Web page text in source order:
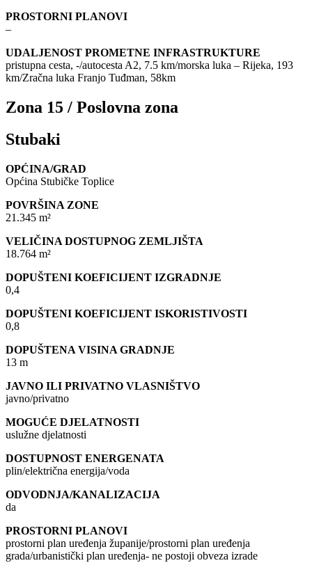
PROSTORNI PLANOVI
–
UDALJENOST PROMETNE INFRASTRUKTURE
pristupna cesta, -/autocesta A2, 7.5 km/morska luka – Rijeka, 193
km/Zračna luka Franjo Tuđman, 58km
Zona 15 / Poslovna zona
Stubaki
OPĆINA/GRAD
Općina Stubičke Toplice
POVRŠINA ZONE
21.345 m²
VELIČINA DOSTUPNOG ZEMLJIŠTA
18.764 m²
DOPUŠTENI KOEFICIJENT IZGRADNJE
0,4
DOPUŠTENI KOEFICIJENT ISKORISTIVOSTI
0,8
DOPUŠTENA VISINA GRADNJE
13 m
JAVNO ILI PRIVATNO VLASNIŠTVO
javno/privatno
MOGUĆE DJELATNOSTI
uslužne djelatnosti
DOSTUPNOST ENERGENATA
plin/električna energija/voda
ODVODNJA/KANALIZACIJA
da
PROSTORNI PLANOVI
prostorni plan uređenja županije/prostorni plan uređenja
grada/urbanistički plan uređenja- ne postoji obveza izrade